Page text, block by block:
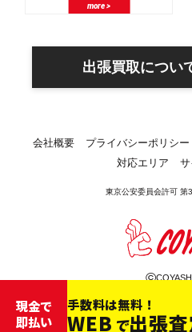
more >
出張買取につい
会社概要 プライバシーポリシー
対応エリア
東京公安委員会許可
©
現金で
即払い
手数料は無料！
WEB で出張